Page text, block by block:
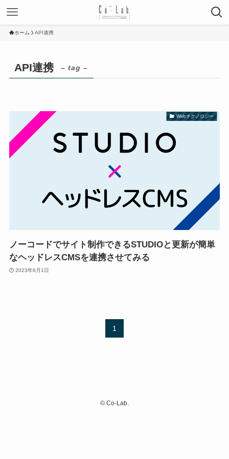
ホーム API連携
API連携 – tag –
Webテクノロジー
ノーコードでサイト制作できるSTUDIOと更新が簡単
なヘッドレスCMSを連携させてみる
2023年6月1日
1
© Co-Lab.